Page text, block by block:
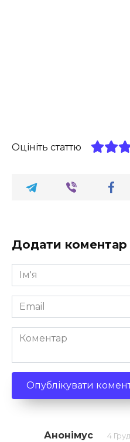
Оцініть статтю
Додати коментар
Ім'я
*
Email
*
Коментар
Анонімус 4